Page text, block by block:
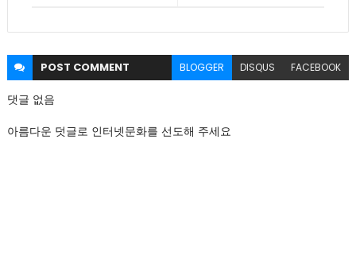
POST COMMENT BLOGGER DISQUS FACEBOOK
댓글 없음
아름다운 덧글로 인터넷문화를 선도해 주세요